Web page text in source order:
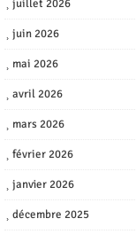
juillet 2026
juin 2026
mai 2026
avril 2026
mars 2026
février 2026
janvier 2026
décembre 2025